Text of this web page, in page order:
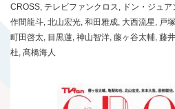
CROSS, テレビファンクロス, ドン・ジュア
作間龍斗, 北山宏光, 和田雅成, 大西流星, 戸
町田啓太, 目黒蓮, 神山智洋, 藤ヶ谷太輔, 藤
杜, 髙橋海人